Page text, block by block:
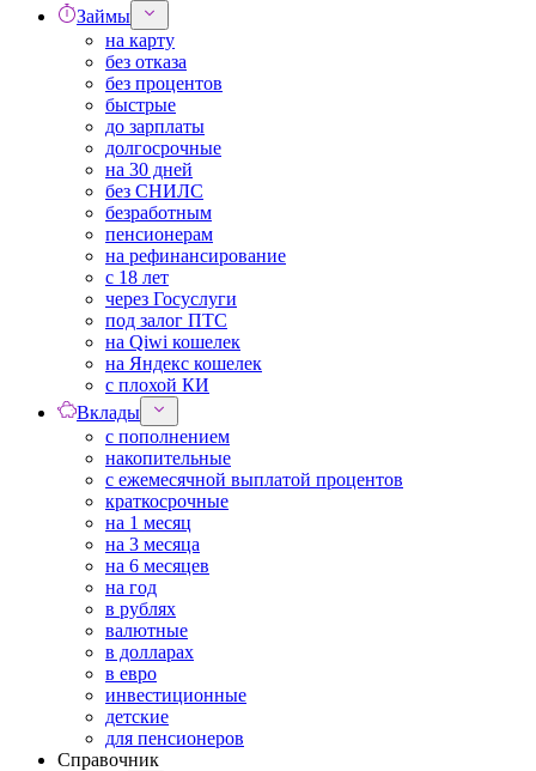
Займы
на карту
без отказа
без процентов
быстрые
до зарплаты
долгосрочные
на 30 дней
без СНИЛС
безработным
пенсионерам
на рефинансирование
с 18 лет
через Госуслуги
под залог ПТС
на Qiwi кошелек
на Яндекс кошелек
с плохой КИ
Вклады
с пополнением
накопительные
с ежемесячной выплатой процентов
краткосрочные
на 1 месяц
на 3 месяца
на 6 месяцев
на год
в рублях
валютные
в долларах
в евро
инвестиционные
детские
для пенсионеров
Справочник